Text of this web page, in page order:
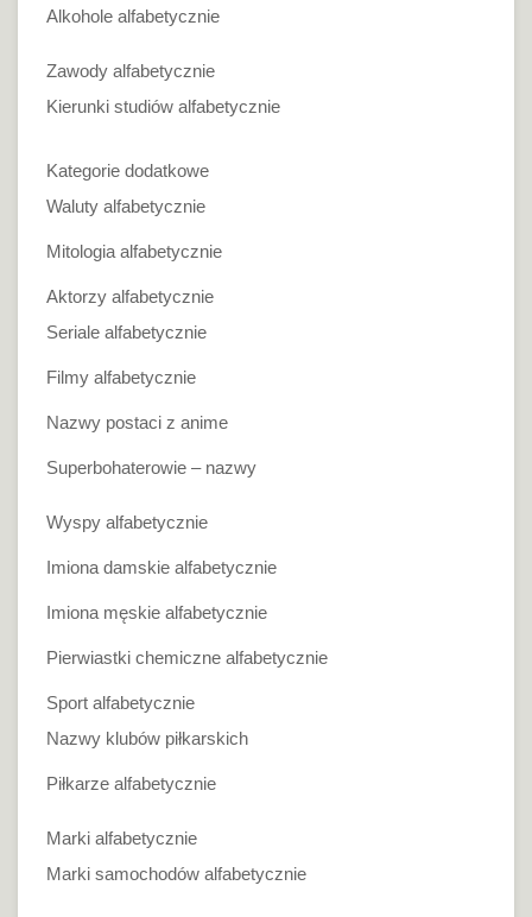
Alkohole alfabetycznie
Zawody alfabetycznie
Kierunki studiów alfabetycznie
Kategorie dodatkowe
Waluty alfabetycznie
Mitologia alfabetycznie
Aktorzy alfabetycznie
Seriale alfabetycznie
Filmy alfabetycznie
Nazwy postaci z anime
Superbohaterowie – nazwy
Wyspy alfabetycznie
Imiona damskie alfabetycznie
Imiona męskie alfabetycznie
Pierwiastki chemiczne alfabetycznie
Sport alfabetycznie
Nazwy klubów piłkarskich
Piłkarze alfabetycznie
Marki alfabetycznie
Marki samochodów alfabetycznie